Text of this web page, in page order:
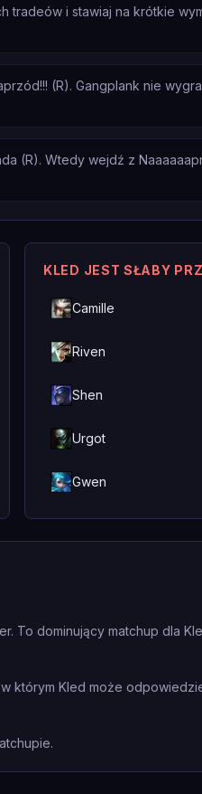
tradeów i stawiaj na krótkie
(R). Gangplank nie
(R). Wtedy wejdź z
KLED JEST SŁABY
Camille
Riven
Shen
Urgot
Gwen
To dominujący matchup dla
którym Kled może